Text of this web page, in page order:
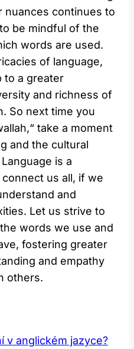
nuances continues to
be mindful of the
words are used.
of language,
to a greater
and richness of
So next time you
take a moment
and the cultural
is a
us all, if we
and
Let us strive to
words we use and
fostering greater
and empathy
others.
v anglickém jazyce?